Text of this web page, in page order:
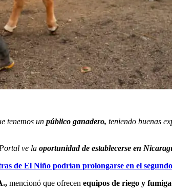
tenemos un público ganadero, teniendo buenas
ve la oportunidad de establecerse en
de El Niño podrían prolongarse en el
mencionó que ofrecen equipos de riego y